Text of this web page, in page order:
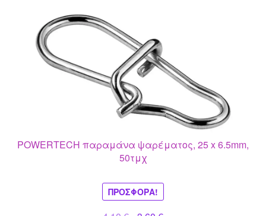
POWERTECH παραμάνα ψαρέματος, 25 x 6.5mm,
50τμχ
ΠΡΟΣΦΟΡΆ!